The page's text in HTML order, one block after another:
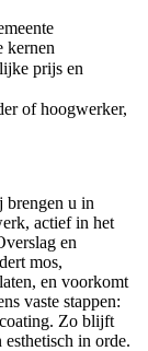
kernen
prijs en
of hoogwerker,
brengen u in
actief in het
en
mos,
en voorkomt
vaste stappen:
Zo blijft
in orde.